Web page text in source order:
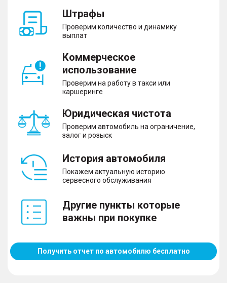
Штрафы
Проверим количество и динамику
выплат
Коммерческое
использование
Проверим на работу в такси или
каршеринге
Юридическая чистота
Проверим автомобиль на ограничение,
залог и розыск
История автомобиля
Покажем актуальную историю
сервесного обслуживания
Другие пункты которые
важны при покупке
Получить отчет по автомобилю бесплатно